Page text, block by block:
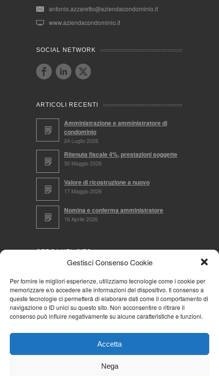
Gestisci Consenso Cookie
Per fornire le migliori esperienze, utilizziamo tecnologie come i cookie per
memorizzare e/o accedere alle informazioni del dispositivo. Il consenso a
queste tecnologie ci permetterà di elaborare dati come il comportamento di
navigazione o ID unici su questo sito. Non acconsentire o ritirare il
consenso può influire negativamente su alcune caratteristiche e funzioni.
Accetta
Nega
antonio.azzaretto@aziendacondominio.it
www.aziendacondominio.it
SOCIAL NETWORK
ARTICOLI RECENTI
Amministrazione e amministratore di
condominio
24 Luglio 2026
Ritenuta fiscale 4%, prestazioni soggette
30 Maggio 2026
Valore di ricostruzione a nuovo
17 Maggio 2026
Nomina e conferma amministratore
16 Aprile 2026
CERCA NEL SITO
NAVIGA PER
Mappa completa
Cookie Policy (UE)
Iscriviti alla Community AziendaCondominio